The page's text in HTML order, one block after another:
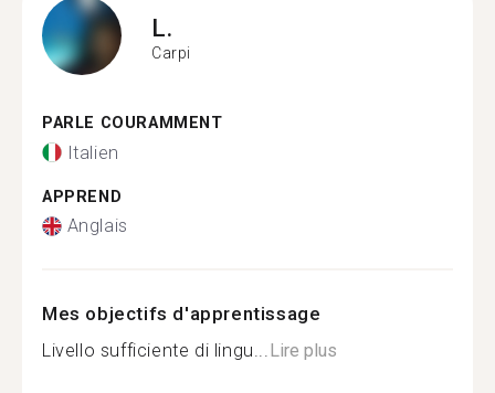
L.
Carpi
PARLE COURAMMENT
Italien
APPREND
Anglais
Mes objectifs d'apprentissage
Livello sufficiente di lingu...Lire plus